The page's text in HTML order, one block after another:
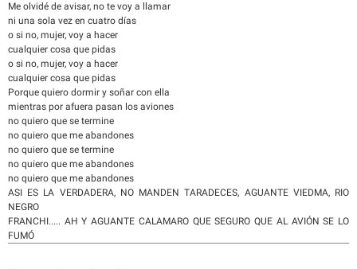
Me olvidé de avisar, no te voy a llamar
ni una sola vez en cuatro días
o si no, mujer, voy a hacer
cualquier cosa que pidas
o si no, mujer, voy a hacer
cualquier cosa que pidas
Porque quiero dormir y soñar con ella
mientras por afuera pasan los aviones
no quiero que se termine
no quiero que me abandones
no quiero que se termine
no quiero que me abandones
no quiero que me abandones
ASI ES LA VERDADERA, NO MANDEN TARADECES, AGUANTE VIEDMA, RIO
NEGRO
FRANCHI..... AH Y AGUANTE CALAMARO QUE SEGURO QUE AL AVIÓN SE LO
FUMÓ